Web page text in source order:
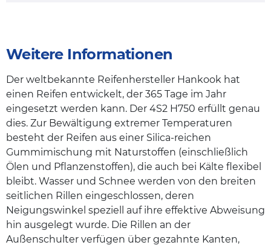
Weitere Informationen
Der weltbekannte Reifenhersteller Hankook hat
einen Reifen entwickelt, der 365 Tage im Jahr
eingesetzt werden kann. Der 4S2 H750 erfüllt genau
dies. Zur Bewältigung extremer Temperaturen
besteht der Reifen aus einer Silica-reichen
Gummimischung mit Naturstoffen (einschließlich
Ölen und Pflanzenstoffen), die auch bei Kälte flexibel
bleibt. Wasser und Schnee werden von den breiten
seitlichen Rillen eingeschlossen, deren
Neigungswinkel speziell auf ihre effektive Abweisung
hin ausgelegt wurde. Die Rillen an der
Außenschulter verfügen über gezahnte Kanten,